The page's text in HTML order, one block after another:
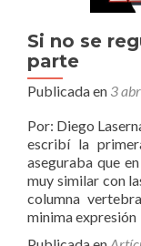
Si no se
parte
Publicada en 3
Por: Diego
escribí la
aseguraba que
muy similar con
columna
minima